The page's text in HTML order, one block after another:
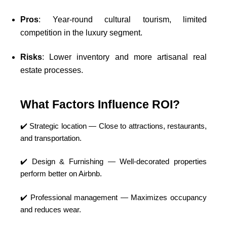
Pros: Year-round cultural tourism, limited
competition in the luxury segment.
Risks: Lower inventory and more artisanal real
estate processes.
What Factors Influence ROI?
✔️ Strategic location — Close to attractions, restaurants,
and transportation.
✔️ Design & Furnishing — Well-decorated properties
perform better on Airbnb.
✔️ Professional management — Maximizes occupancy
and reduces wear.